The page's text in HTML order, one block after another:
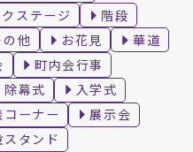
クステージ
階段
の他 お花見
華道
町内会行事
除幕式
入学式
コーナー
展示会
スタンド